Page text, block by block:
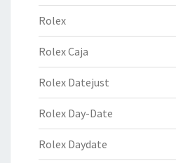
Rolex
Rolex Caja
Rolex Datejust
Rolex Day-Date
Rolex Daydate